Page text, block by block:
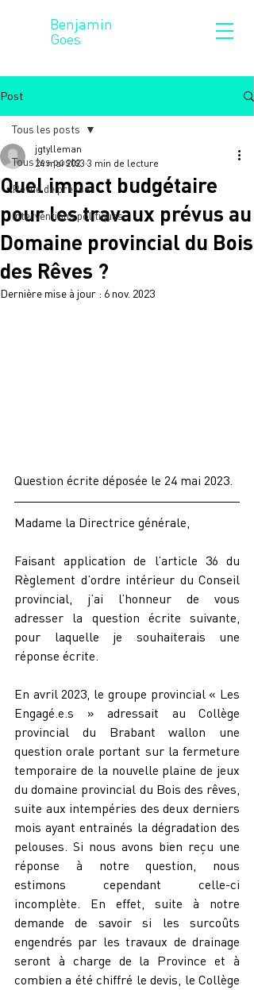
Benjamin
Goes
Post
Tous les posts
Revue de presse
Interventions politiques
Tous les posts
Quel impact budgétaire
pour les travaux prévus au
Domaine provincial du Bois
des Rêves ?
jgtylleman
24 mai 2023 3 min de lecture
Dernière mise à jour : 6 nov. 2023
Question écrite déposée le 24 mai 2023.
Madame la Directrice générale,
Faisant application de l’article 36 du
Règlement d’ordre intérieur du Conseil
provincial, j’ai l’honneur de vous
adresser la question écrite suivante,
pour laquelle je souhaiterais une
réponse écrite.
En avril 2023, le groupe provincial « Les
Engagé.e.s » adressait au Collège
provincial du Brabant wallon une
question orale portant sur la fermeture
temporaire de la nouvelle plaine de jeux
du domaine provincial du Bois des rêves,
suite aux intempéries des deux derniers
mois ayant entrainés la dégradation des
pelouses. Si nous avons bien reçu une
réponse à notre question, nous
estimons cependant celle-ci
incomplète. En effet, suite à notre
demande de savoir si les surcoûts
engendrés par les travaux de drainage
seront à charge de la Province et à
combien a été chiffré le devis, le Collège